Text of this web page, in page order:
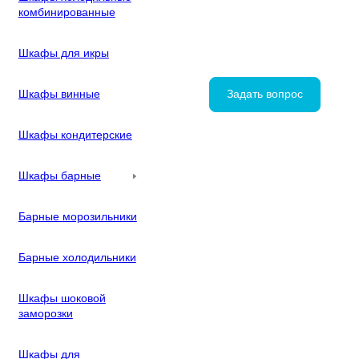
комбинированные
Шкафы для икры
Шкафы винные
Шкафы кондитерские
Шкафы барные
Барные морозильники
Барные холодильники
Шкафы шоковой
заморозки
Шкафы для
Задать вопрос